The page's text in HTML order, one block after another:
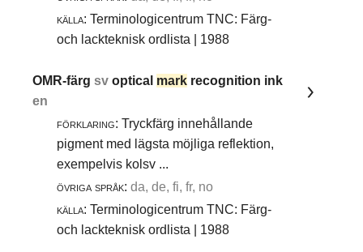
källa: Terminologicentrum TNC: Färg-
och lackteknisk ordlista | 1988
OMR-färgsvoptical mark recognition ink
en
förklaring: Tryckfärg innehållande
pigment med lägsta möjliga reflektion,
exempelvis kolsv ...
övriga språk: da, de, fi, fr, no
källa: Terminologicentrum TNC: Färg-
och lackteknisk ordlista | 1988